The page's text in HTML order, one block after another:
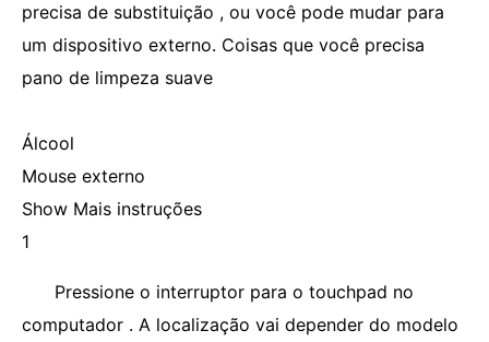
precisa de substituição , ou você pode mudar para
um dispositivo externo. Coisas que você precisa
pano de limpeza suave
Álcool
Mouse externo
Show Mais instruções
1
Pressione o interruptor para o touchpad no
computador . A localização vai depender do modelo